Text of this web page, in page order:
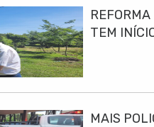
TEM
MAIS